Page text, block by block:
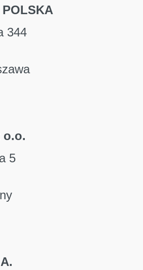
344
Warszawa
o.o.
5
Bielany